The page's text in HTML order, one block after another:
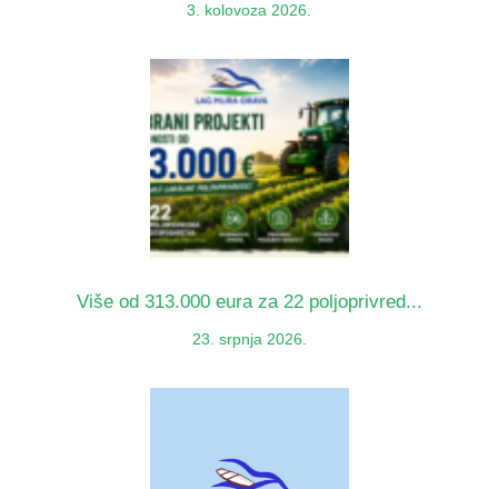
3. kolovoza 2026.
Više od 313.000 eura za 22 poljoprivred...
23. srpnja 2026.